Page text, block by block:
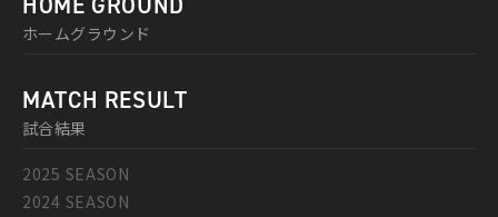
ホームグラウンド
MATCH RESULT
試合結果
2025 SEASON
2024 SEASON